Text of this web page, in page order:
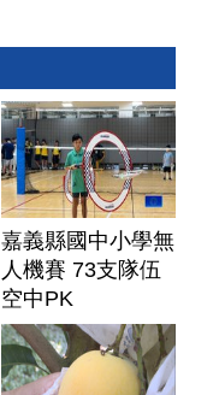
嘉義縣國中小學無
人機賽 73支隊伍
空中PK